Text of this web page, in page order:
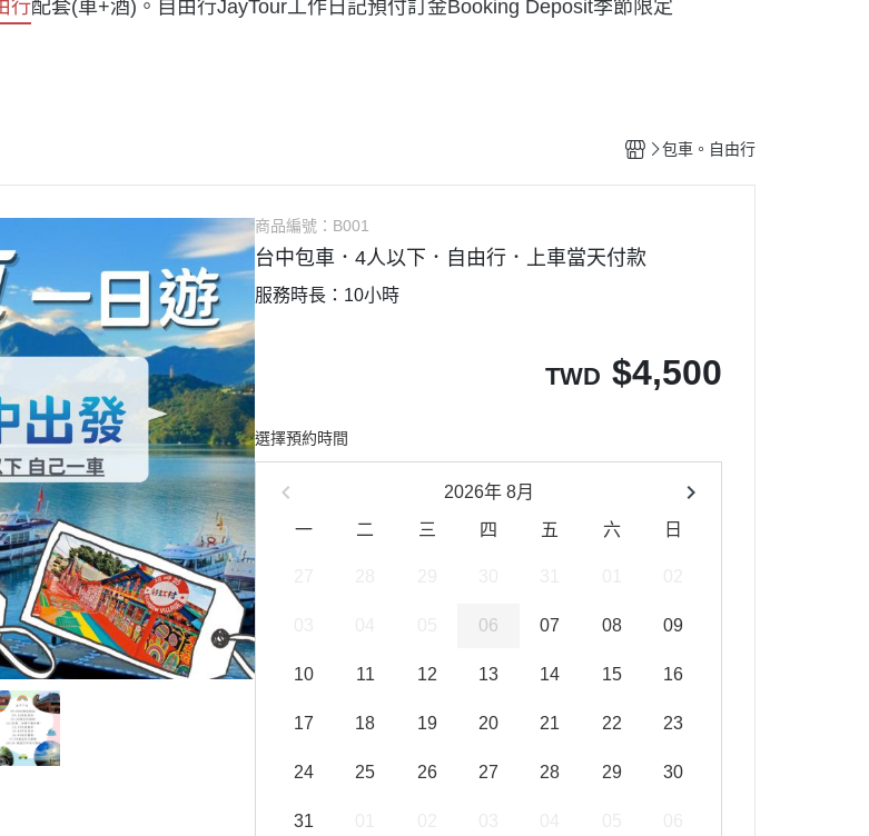
行配套(車+酒)。自由行JayTour工作日記預付訂金Booking Deposit季節限定
包車。自由行
商品編號： B001
台中包車．4人以下．自由行．上車當天付款
服務時長：10小時
TWD $4,500
選擇預約時間
2026年 8月
一
二 三 四 五 六 日
06 07 08 09
10 11 12 13 14 15 16
17 18 19 20 21 22 23
24 25 26 27 28 29 30
31